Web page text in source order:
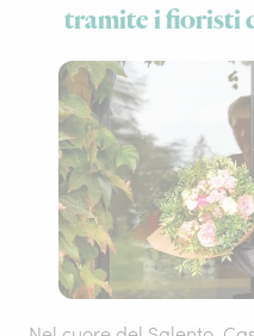
tramite i fioristi